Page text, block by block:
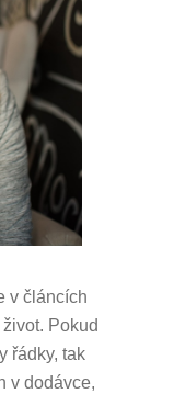
v článcích
Pokud
řádky, tak
v dodávce,